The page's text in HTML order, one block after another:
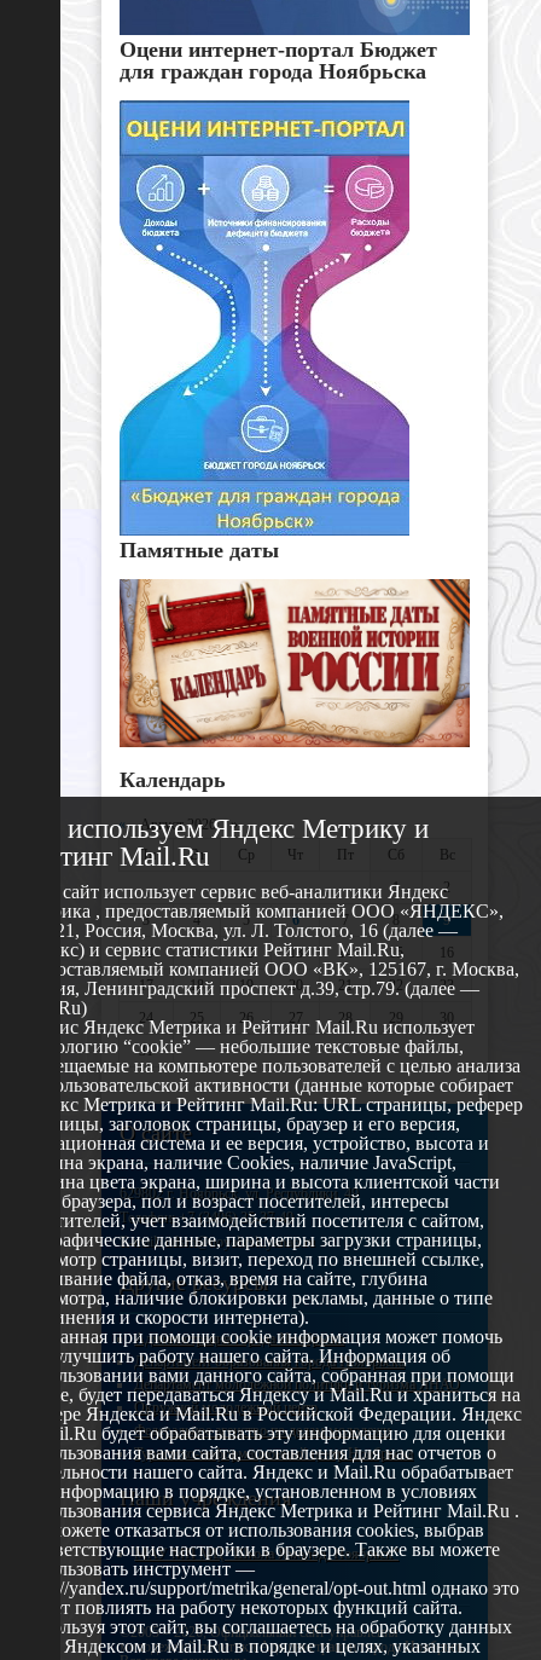
Оцени интернет-портал Бюджет
для граждан города Ноябрьска
Памятные даты
Календарь
«Август 2026 »
Пн
Вт Ср Чт Пт Сб
Вс
1
2
3
4 5 6 7 8
9
10
11 12 13 14 15
16
17
18 19 20 21 22
23
24
25 26 27 28 29
30
31
О сайте
629802 г. Ноябрьск, ул. Республики, 49
Телефон: +7 (3496) 35-37-49
E-mail: udsm@noyabrsk.yanao.ru
Другие ресурсы
Администрация города Ноябрьска
Департамент образования города Ноябрьска
Департамент молодежной политики и туризма ЯНАО
Окружной молодежный центр
Федеральное агенство по делам молодежи
Туристско-информационный центр Ноябрьска
Наши учреждения
МАУ МП МЦ "Школа Ямолод. Ноябрьск"
©2005 – 2026, Официальный сайт управления
молодежной политики Администрации города Ноябрьск
Мы используем Яндекс Метрику и
Рейтинг Mail.Ru
Этот сайт использует сервис веб-аналитики Яндекс
Метрика , предоставляемый компанией ООО «ЯНДЕКС»,
119021, Россия, Москва, ул. Л. Толстого, 16 (далее —
Яндекс) и сервис статистики Рейтинг Mail.Ru,
предоставляемый компанией ООО «ВК», 125167, г. Москва,
Россия, Ленинградский проспект д.39, стр.79. (далее —
Mail.Ru)
Сервис Яндекс Метрика и Рейтинг Mail.Ru использует
технологию “cookie” — небольшие текстовые файлы,
размещаемые на компьютере пользователей с целью анализа
их пользовательской активности (данные которые собирает
Яндекс Метрика и Рейтинг Mail.Ru: URL страницы, реферер
страницы, заголовок страницы, браузер и его версия,
операционная система и ее версия, устройство, высота и
ширина экрана, наличие Cookies, наличие JavaScript,
глубина цвета экрана, ширина и высота клиентской части
окна браузера, пол и возраст посетителей, интересы
посетителей, учет взаимодействий посетителя с сайтом,
географические данные, параметры загрузки страницы,
просмотр страницы, визит, переход по внешней ссылке,
cкачивание файла, отказ, время на сайте, глубина
просмотра, наличие блокировки рекламы, данные о типе
соединения и скорости интернета).
Собранная при помощи cookie информация может помочь
нам улучшить работу нашего сайта. Информация об
использовании вами данного сайта, собранная при помощи
cookie, будет передаваться Яндексу и Mail.Ru и храниться на
сервере Яндекса и Mail.Ru в Российской Федерации. Яндекс
и Mail.Ru будет обрабатывать эту информацию для оценки
использования вами сайта, составления для нас отчетов о
деятельности нашего сайта. Яндекс и Mail.Ru обрабатывает
эту информацию в порядке, установленном в условиях
использования сервиса Яндекс Метрика и Рейтинг Mail.Ru .
Вы можете отказаться от использования cookies, выбрав
соответствующие настройки в браузере. Также вы можете
использовать инструмент —
https://yandex.ru/support/metrika/general/opt-out.html однако это
может повлиять на работу некоторых функций сайта.
Используя этот сайт, вы соглашаетесь на обработку данных
о вас Яндексом и Mail.Ru в порядке и целях, указанных